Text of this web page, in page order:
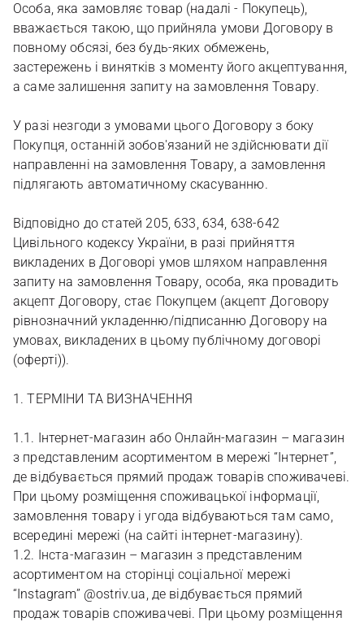
Особа, яка замовляє товар (надалі - Покупець),
вважається такою, що прийняла умови Договору в
повному обсязі, без будь-яких обмежень,
застережень і винятків з моменту його акцептування,
а саме залишення запиту на замовлення Товару.
У разі незгоди з умовами цього Договору з боку
Покупця, останній зобов'язаний не здійснювати дії
направленні на замовлення Товару, а замовлення
підлягають автоматичному скасуванню.
Відповідно до статей 205, 633, 634, 638-642
Цивільного кодексу України, в разі прийняття
викладених в Договорі умов шляхом направлення
запиту на замовлення Товару, особа, яка провадить
акцепт Договору, стає Покупцем (акцепт Договору
рівнозначний укладенню/підписанню Договору на
умовах, викладених в цьому публічному договорі
(оферті)).
1. ТЕРМІНИ ТА ВИЗНАЧЕННЯ
1.1. Інтернет-магазин або Онлайн-магазин – магазин
з представленим асортиментом в мережі “Інтернет”,
де відбувається прямий продаж товарів споживачеві.
При цьому розміщення споживацької інформації,
замовлення товару і угода відбуваються там само,
всередині мережі (на сайті інтернет-магазину).
1.2. Інста-магазин – магазин з представленим
асортиментом на сторінці соціальної мережі
“Instagram” @ostriv.ua, де відбувається прямий
продаж товарів споживачеві. При цьому розміщення